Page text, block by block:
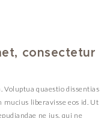
consectetur
Voluptua quaestio dissentias
liberavisse eos id. Ut
ne ius, qui ne